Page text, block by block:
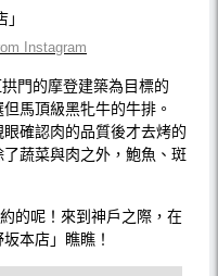
Instagram
門的摩登建築為目標的
馬頂級黑牝牛的牛排。
眼確認肉的品質後才去烤的
蔬菜與肉之外，鮑魚、斑
的呢！來到神戶之際，在
本店」瞧瞧！